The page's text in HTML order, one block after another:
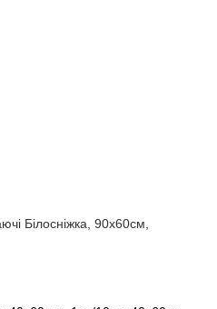
Білосніжка, 90х60см,